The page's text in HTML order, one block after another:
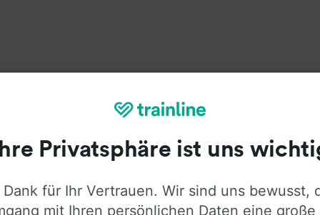
Ihre Privatsphäre ist uns
für Ihr Vertrauen. Wir sind uns bewusst,
mit Ihren persönlichen Daten eine große